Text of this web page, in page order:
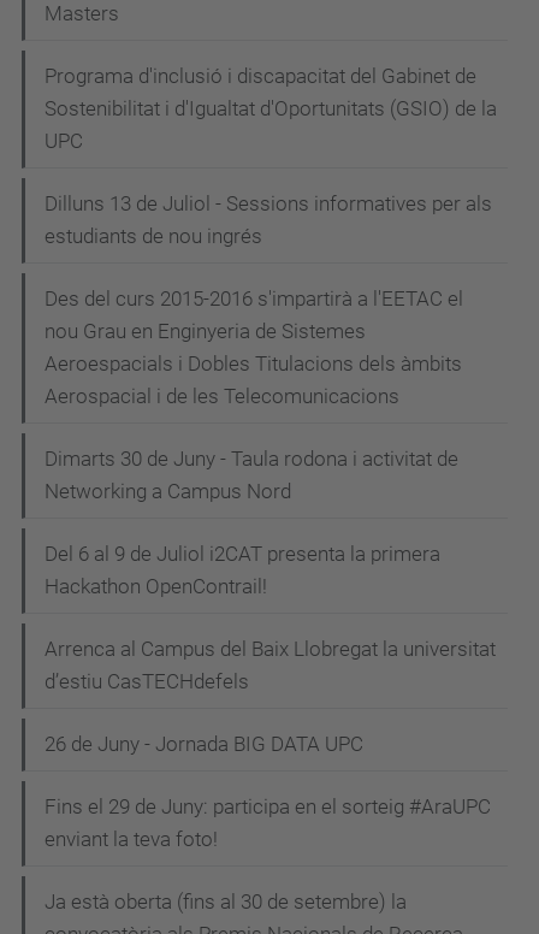
Masters
Programa d'inclusió i discapacitat del Gabinet de
Sostenibilitat i d'Igualtat d'Oportunitats (GSIO) de la
UPC
Dilluns 13 de Juliol - Sessions informatives per als
estudiants de nou ingrés
Des del curs 2015-2016 s'impartirà a l'EETAC el
nou Grau en Enginyeria de Sistemes
Aeroespacials i Dobles Titulacions dels àmbits
Aerospacial i de les Telecomunicacions
Dimarts 30 de Juny - Taula rodona i activitat de
Networking a Campus Nord
Del 6 al 9 de Juliol i2CAT presenta la primera
Hackathon OpenContrail!
Arrenca al Campus del Baix Llobregat la universitat
d’estiu CasTECHdefels
26 de Juny - Jornada BIG DATA UPC
Fins el 29 de Juny: participa en el sorteig #AraUPC
enviant la teva foto!
Ja està oberta (fins al 30 de setembre) la